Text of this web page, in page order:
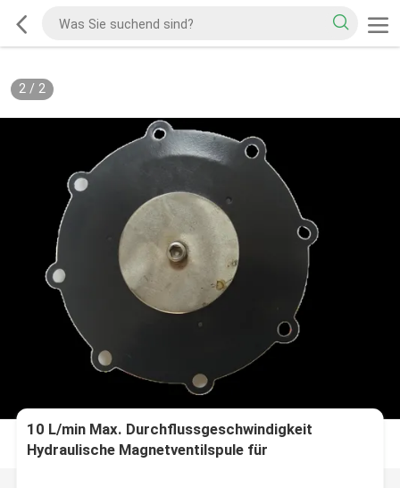
2/ 2
10 L/min Max. Durchflussgeschwindigkeit
Hydraulische Magnetventilspule für